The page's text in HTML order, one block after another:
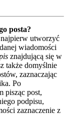
posta?
utworzyć
wiadomości
znajdującą się w
także domyślnie
zaznaczając
Po
pisząc post,
podpisu,
zaznaczenie z